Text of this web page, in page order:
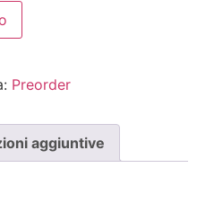
Preorder
aggiuntive